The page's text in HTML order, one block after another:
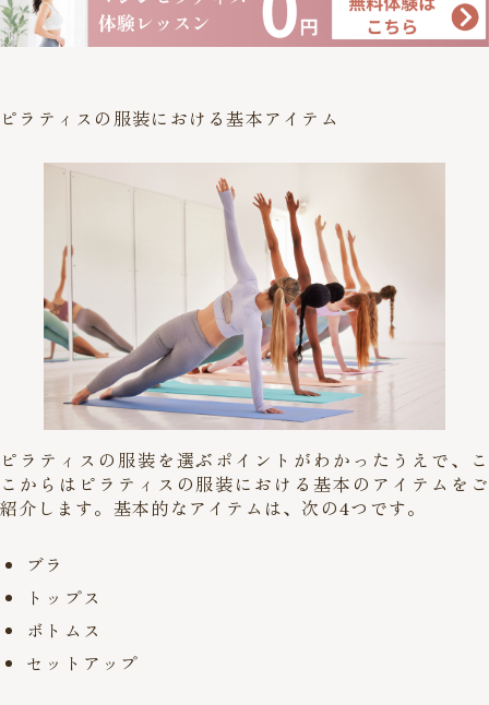
ピラティスの服装における基本アイテム
ピラティスの服装を選ぶポイントがわかったうえで、こ
こからはピラティスの服装における基本のアイテムをご
紹介します。基本的なアイテムは、次の4つです。
ブラ
トップス
ボトムス
セットアップ